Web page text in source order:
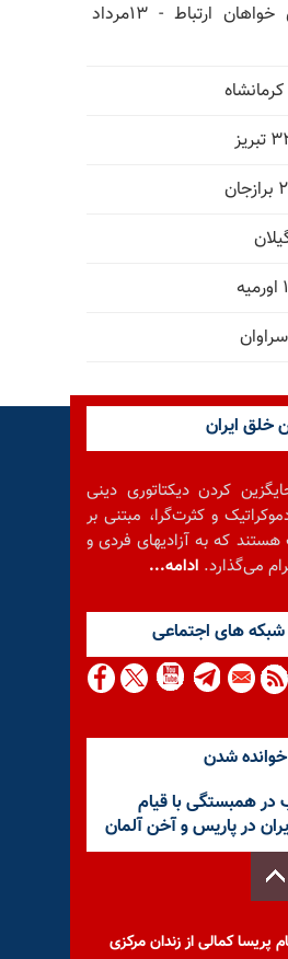
پیام به نیروهای خواهان ارتباط - ۱۳مرداد
خلق ایران
کردن دیکتاتوری دینی
و کثرت‌گرا، مبتنی بر
که به آزادیهای فردی و
می‌گذارد. ادامه...
هاى اجتماعى
شدن
در همبستگی با قیام
در پاریس و آخن آلمان
پریسا کمالی از زندان مرکزی